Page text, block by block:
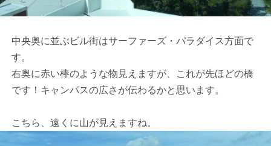
中央奥に並ぶビル街はサーファーズ・パラダイス方面で
す。
右奥に赤い棒のような物見えますが、これが先ほどの橋
です！キャンパスの広さが伝わるかと思います。
こちら、遠くに山が見えますね。